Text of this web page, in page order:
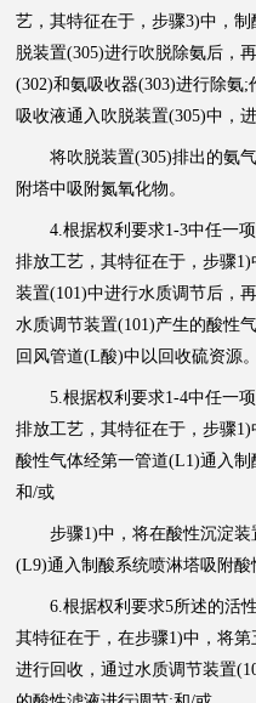
艺，其特征在于，步骤3)中，
脱装置(305)进行吹脱除氨后，
(302)和氨吸收器(303)进行除氨
吸收液通入吹脱装置(305)中，
将吹脱装置(305)排出的氨气
附塔中吸附氮氧化物。
4.根据权利要求1-3中任一项
排放工艺，其特征在于，步骤
装置(101)中进行水质调节后，
水质调节装置(101)产生的酸性
回风管道(L酸)中以回收硫资源。
5.根据权利要求1-4中任一项
排放工艺，其特征在于，步骤
酸性气体经第一管道(L1)通入
和/或
步骤1)中，将在酸性沉淀装
(L9)通入制酸系统喷淋塔吸附酸
6.根据权利要求5所述的活性
其特征在于，在步骤1)中，将
进行回收，通过水质调节装置